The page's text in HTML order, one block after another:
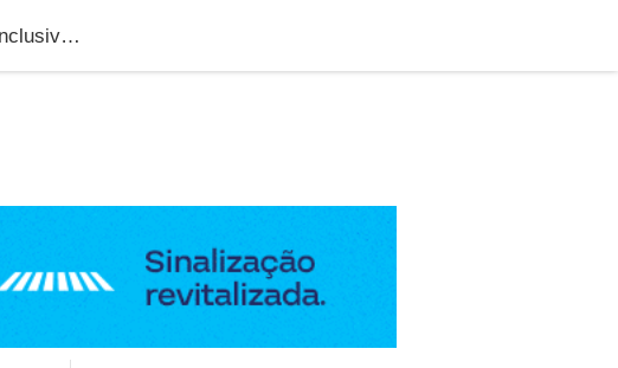
Até R$ 100 mil por projeto: Fapeg lança edital para fortalecer a Educação Especial Inclusiva em Goiás